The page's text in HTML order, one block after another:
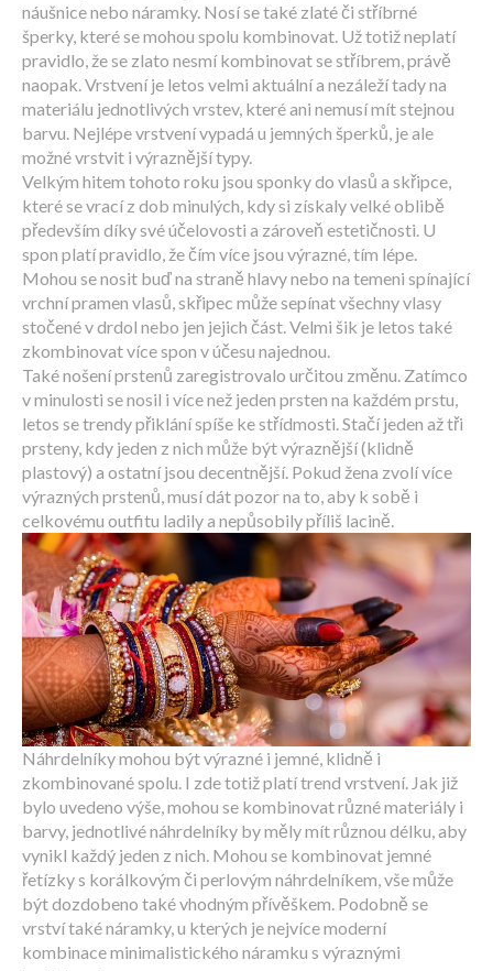
náušnice nebo náramky. Nosí se také zlaté či stříbrné
šperky, které se mohou spolu kombinovat. Už totiž neplatí
pravidlo, že se zlato nesmí kombinovat se stříbrem, právě
naopak. Vrstvení je letos velmi aktuální a nezáleží tady na
materiálu jednotlivých vrstev, které ani nemusí mít stejnou
barvu. Nejlépe vrstvení vypadá u jemných šperků, je ale
možné vrstvit i výraznější typy.
Velkým hitem tohoto roku jsou sponky do vlasů a skřipce,
které se vrací z dob minulých, kdy si získaly velké oblibě
především díky své účelovosti a zároveň estetičnosti. U
spon platí pravidlo, že čím více jsou výrazné, tím lépe.
Mohou se nosit buď na straně hlavy nebo na temeni spínající
vrchní pramen vlasů, skřipec může sepínat všechny vlasy
stočené v drdol nebo jen jejich část. Velmi šik je letos také
zkombinovat více spon v účesu najednou.
Také nošení prstenů zaregistrovalo určitou změnu. Zatímco
v minulosti se nosil i více než jeden prsten na každém prstu,
letos se trendy přiklání spíše ke střídmosti. Stačí jeden až tři
prsteny, kdy jeden z nich může být výraznější (klidně
plastový) a ostatní jsou decentnější. Pokud žena zvolí více
výrazných prstenů, musí dát pozor na to, aby k sobě i
celkovému outfitu ladily a nepůsobily příliš lacině.
Náhrdelníky mohou být výrazné i jemné, klidně i
zkombinované spolu. I zde totiž platí trend vrstvení. Jak již
bylo uvedeno výše, mohou se kombinovat různé materiály i
barvy, jednotlivé náhrdelníky by měly mít různou délku, aby
vynikl každý jeden z nich. Mohou se kombinovat jemné
řetízky s korálkovým či perlovým náhrdelníkem, vše může
být dozdobeno také vhodným přívěškem. Podobně se
vrství také náramky, u kterých je nejvíce moderní
kombinace minimalistického náramku s výraznými